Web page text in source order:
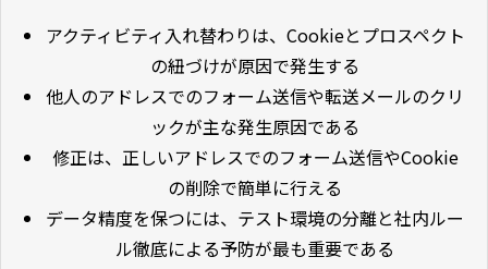
アクティビティ入れ替わりは、Cookieとプロスペクト
の紐づけが原因で発生する
他人のアドレスでのフォーム送信や転送メールのクリ
ックが主な発生原因である
修正は、正しいアドレスでのフォーム送信やCookie
の削除で簡単に行える
データ精度を保つには、テスト環境の分離と社内ルー
ル徹底による予防が最も重要である